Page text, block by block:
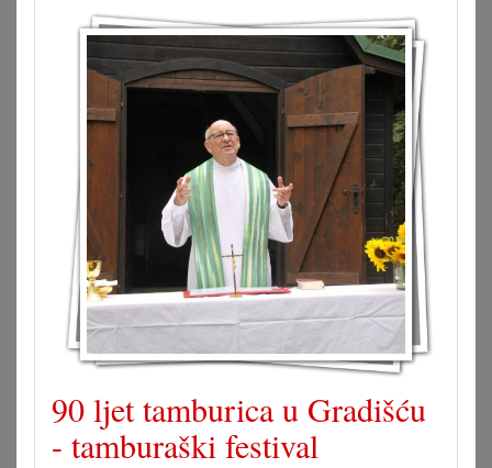
90 ljet tamburica u Gradišću
- tamburaški festival